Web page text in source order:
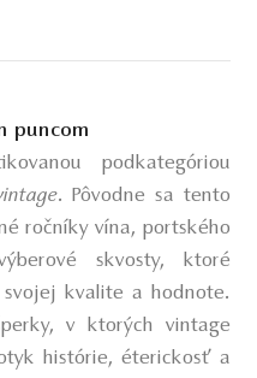
puncom
podkategóriou
. Pôvodne sa tento
ročníky vína, portského
skvosty, ktoré
kvalite a hodnote.
v ktorých vintage
histórie, éterickosť a